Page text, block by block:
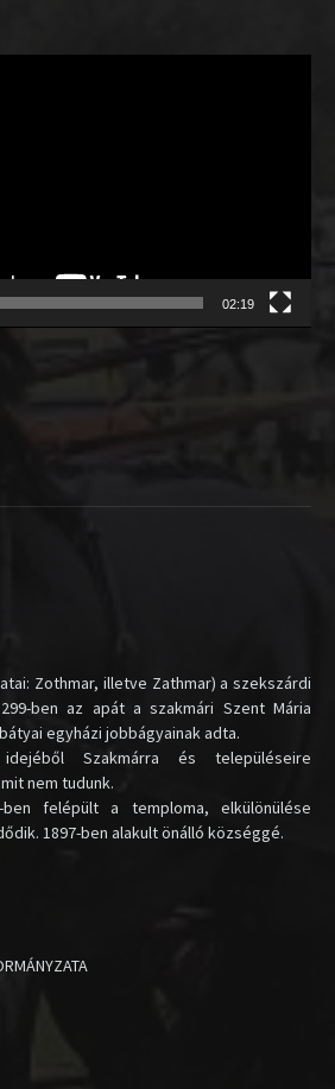
02:19
Zothmar, illetve Zathmar) a szekszárdi
ben az apát a szakmári Szent Mária
egyházi jobbágyainak adta.
Szakmárra és településeire
nem tudunk.
ben felépült a temploma, elkülönülése
1897-ben alakult önálló községgé.